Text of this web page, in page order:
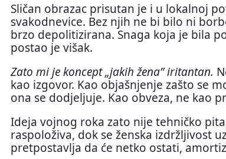
Sličan obrazac prisutan je i u lokalnoj
svakodnevice. Bez njih ne bi bilo ni
brzo depolitizirana. Snaga koja je bila
postao je višak.
Zato mi je koncept „jakih žena” iritantan.
kao izgovor. Kao objašnjenje zašto se
ona se dodjeljuje. Kao obveza, ne kao
Ideja vojnog roka zato nije tehničko
raspoloživa, dok se ženska izdržljivost
pretpostavlja da će netko ostati,